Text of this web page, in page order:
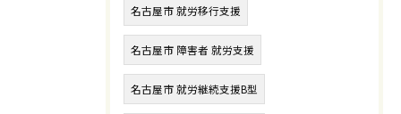
名古屋市 就労移行支援
名古屋市 障害者 就労支援
名古屋市 就労継続支援B型